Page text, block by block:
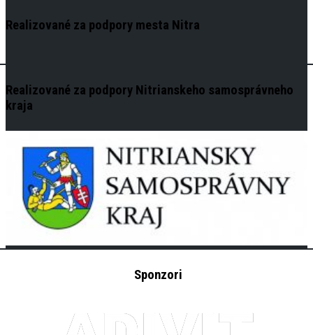
Realizované za podpory mesta Nitra
Realizované za podpory Nitrianskeho samosprávneho
kraja
Sponzori